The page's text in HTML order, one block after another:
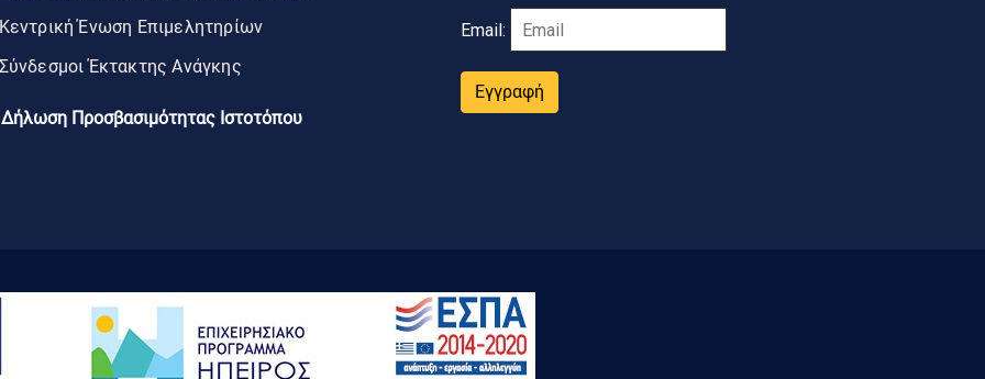
Ένωση Επιμελητηρίων
Έκτακτης Ανάγκης
Δήλωση Προσβασιμότητας Ιστοτόπου
Email:
Εγγραφή